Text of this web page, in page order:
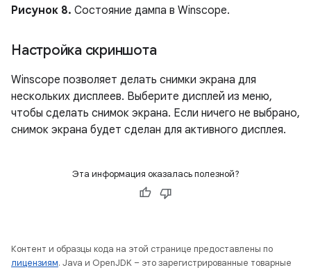
Рисунок 8. Состояние дампа в Winscope.
Настройка скриншота
Winscope позволяет делать снимки экрана для
нескольких дисплеев. Выберите дисплей из меню,
чтобы сделать снимок экрана. Если ничего не выбрано,
снимок экрана будет сделан для активного дисплея.
Эта информация оказалась полезной?
Контент и образцы кода на этой странице предоставлены по
лицензиям. Java и OpenJDK – это зарегистрированные товарные